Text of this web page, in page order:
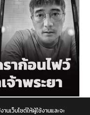
นเว็บไซต์ให้ผู้ใช้งานและจะ